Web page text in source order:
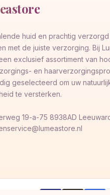
huid en prachtig verzorgd
met de juiste verzorging. Bij
exclusief assortiment van
en
geselecteerd om uw
te versterken.
19-a-75 8938AD